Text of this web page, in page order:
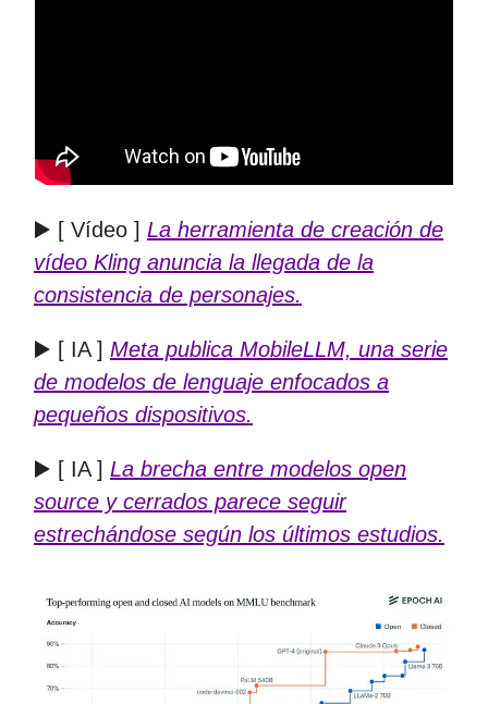
▶️ [ Vídeo ] La herramienta de creación de
vídeo Kling anuncia la llegada de la
consistencia de personajes.
▶️ [ IA ] Meta publica MobileLLM, una serie
de modelos de lenguaje enfocados a
pequeños dispositivos.
▶️ [ IA ] La brecha entre modelos open
source y cerrados parece seguir
estrechándose según los últimos estudios.